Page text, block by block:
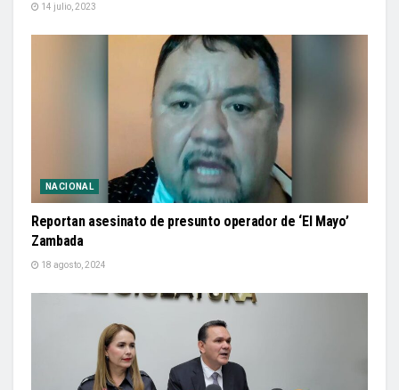
14 julio, 2023
NACIONAL
Reportan asesinato de presunto operador de ‘El Mayo’
Zambada
18 agosto, 2024